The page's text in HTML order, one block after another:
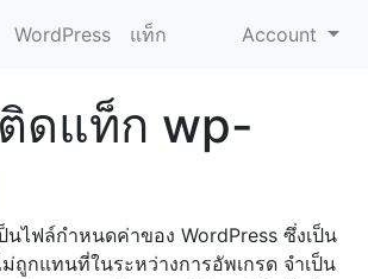
WordPress แท็ก Account
ดแท็ก wp-
นไฟล์กำหนดค่าของ WordPress ซึ่งเป็น
ถูกแทนที่ในระหว่างการอัพเกรด จำเป็น